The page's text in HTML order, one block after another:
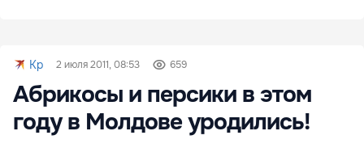
Kp 2 июля 2011, 08:53 659
Абрикосы и персики в этом
году в Молдове уродились!